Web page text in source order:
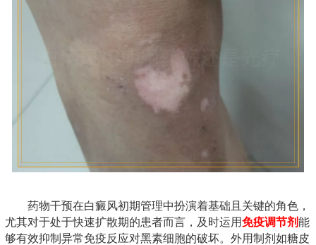
药物干预在白癜风初期管理中扮演着基础且关键的角色，
尤其对于处于快速扩散期的患者而言，及时运用免疫调节剂能
够有效抑制异常免疫反应对黑素细胞的破坏。外用制剂如糖皮